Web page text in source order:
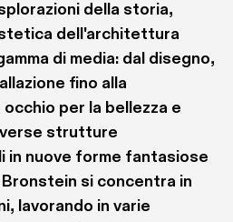
della storia,
dell'architettura
di media: dal disegno,
fino alla
per la bellezza e
strutture
nuove forme fantasiose
si concentra in
lavorando in varie